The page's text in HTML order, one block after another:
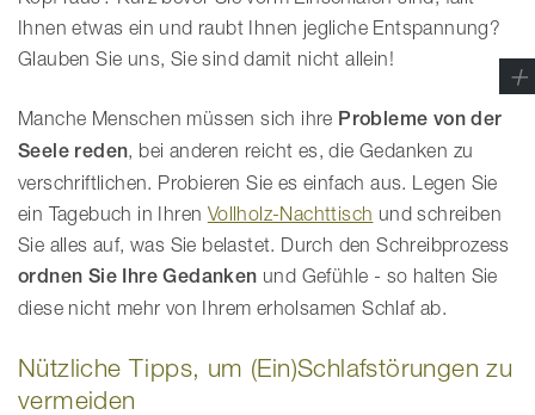
Ihnen etwas ein und raubt Ihnen jegliche Entspannung?
Glauben Sie uns, Sie sind damit nicht allein!
Manche Menschen müssen sich ihre Probleme von der
Seele reden, bei anderen reicht es, die Gedanken zu
verschriftlichen. Probieren Sie es einfach aus. Legen Sie
ein Tagebuch in Ihren Vollholz-Nachttisch und schreiben
Sie alles auf, was Sie belastet. Durch den Schreibprozess
ordnen Sie Ihre Gedanken und Gefühle - so halten Sie
diese nicht mehr von Ihrem erholsamen Schlaf ab.
Nützliche Tipps, um (Ein)Schlafstörungen zu
vermeiden